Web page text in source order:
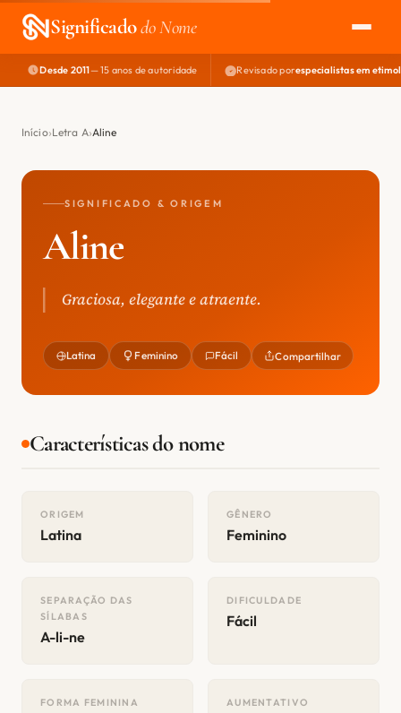
Significadodo Nome
EXPLORAR
NOME PERFEITO
Desde 2011— 15 anos de autoridade Revisado porespecialistas em
Início Letra A Aline
SIGNIFICADO & ORIGEM
Aline
Graciosa, elegante e atraente.
Latina Feminino Fácil Compartilhar
Características do nome
ORIGEM
Latina
GÊNERO
Feminino
SEPARAÇÃO DAS
SÍLABAS
A-li-ne
DIFICULDADE
Fácil
FORMA FEMININA AUMENTATIVO